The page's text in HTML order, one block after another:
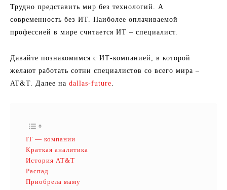
Трудно представить мир без технологий. А
современность без ИТ. Наиболее оплачиваемой
профессией в мире считается ИТ – специалист.
Давайте познакомимся с ИТ-компанией, в которой
желают работать сотни специалистов со всего мира –
AT&T. Далее на dallas-future.
IТ — компании
Краткая аналитика
История AT&T
Распад
Приобрела маму